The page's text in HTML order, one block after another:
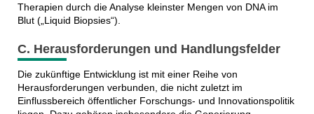
Therapien durch die Analyse kleinster Mengen von DNA im
Blut („Liquid Biopsies“).
C. Herausforderungen und Handlungsfelder
Die zukünftige Entwicklung ist mit einer Reihe von
Herausforderungen verbunden, die nicht zuletzt im
Einflussbereich öffentlicher Forschungs- und Innovationspolitik